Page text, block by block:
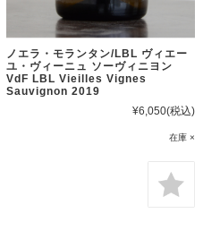
ノエラ・モランタン/LBL ヴィエー
ユ・ヴィーニュ ソーヴィニヨン
VdF LBL Vieilles Vignes
Sauvignon 2019
¥6,050(税込)
在庫 ×